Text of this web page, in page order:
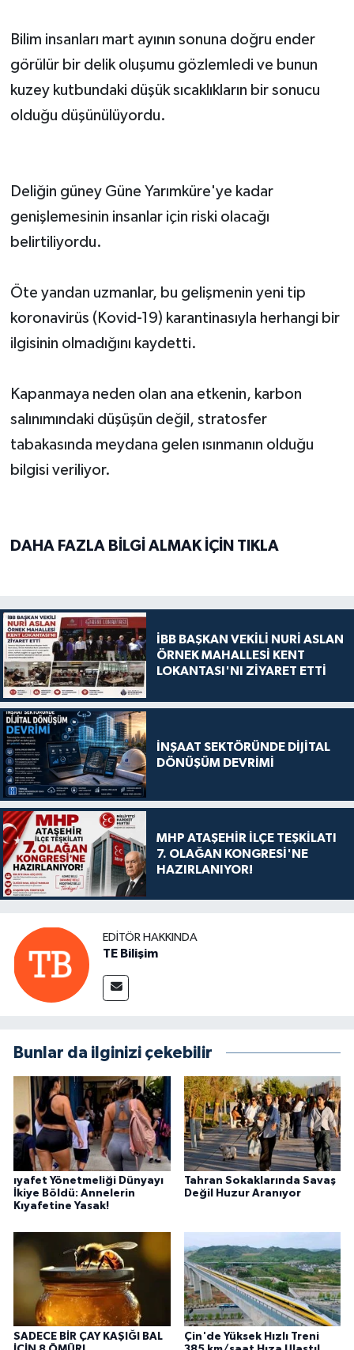
Bilim insanları mart ayının sonuna doğru ender
görülür bir delik oluşumu gözlemledi ve bunun
kuzey kutbundaki düşük sıcaklıkların bir sonucu
olduğu düşünülüyordu.
Deliğin güney Güne Yarımküre'ye kadar
genişlemesinin insanlar için riski olacağı
belirtiliyordu.
Öte yandan uzmanlar, bu gelişmenin yeni tip
koronavirüs (Kovid-19) karantinasıyla herhangi bir
ilgisinin olmadığını kaydetti.
Kapanmaya neden olan ana etkenin, karbon
salınımındaki düşüşün değil, stratosfer
tabakasında meydana gelen ısınmanın olduğu
bilgisi veriliyor.
DAHA FAZLA BİLGİ ALMAK İÇİN TIKLA
İBB BAŞKAN VEKİLİ NURİ ASLAN
ÖRNEK MAHALLESİ KENT
LOKANTASI'NI ZİYARET ETTİ
İNŞAAT SEKTÖRÜNDE DİJİTAL
DÖNÜŞÜM DEVRİMİ
MHP ATAŞEHİR İLÇE TEŞKİLATI
7. OLAĞAN KONGRESİ'NE
HAZIRLANIYOR!
EDITÖR HAKKINDA
TE Bilişim
Bunlar da ilginizi çekebilir
ıyafet Yönetmeliği Dünyayı
İkiye Böldü: Annelerin
Kıyafetine Yasak!
Tahran Sokaklarında Savaş
Değil Huzur Aranıyor
SADECE BİR ÇAY KAŞIĞI BAL
Çin'de Yüksek Hızlı Treni